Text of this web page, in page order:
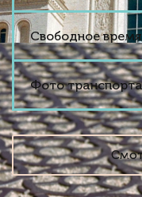
Свободное время
Фото транспорта